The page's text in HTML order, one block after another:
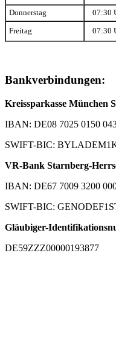
Donnerstag 07:30
Freitag 07:30
Bankverbindungen:
Kreissparkasse München
IBAN: DE08 7025 0150
SWIFT-BIC:
VR-Bank Starnberg-
IBAN: DE67 7009 3200
SWIFT-BIC:
Gläubiger-
DE59ZZZ00000193877